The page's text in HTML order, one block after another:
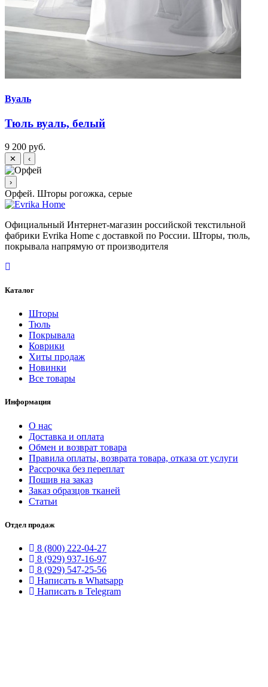
Вуаль
Тюль вуаль, белый
9 200 руб.
✕ ‹
›
Орфей. Шторы рогожка, серые
Официальный Интернет-магазин российской текстильной
фабрики Evrika Home c доставкой по России. Шторы, тюль,
покрывала напрямую от производителя
Каталог
Шторы
Тюль
Покрывала
Коврики
Хиты продаж
Новинки
Все товары
Информация
О нас
Доставка и оплата
Обмен и возврат товара
Правила оплаты, возврата товара, отказа от услуги
Рассрочка без переплат
Пошив на заказ
Заказ образцов тканей
Статьи
Отдел продаж
8 (800) 222-04-27
8 (929) 937-16-97
8 (929) 547-25-56
Написать в Whatsapp
Написать в Telegram